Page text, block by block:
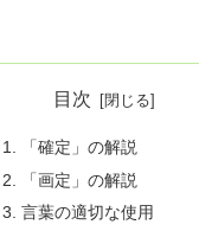
目次
「確定」の解説
「画定」の解説
言葉の適切な使用